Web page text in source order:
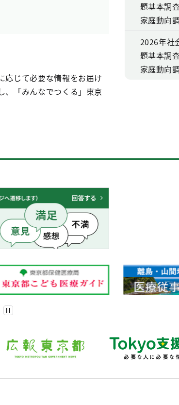
応じて必要な情報をお届け
、「みんなでつくる」東京
題基本調
家庭動向調
2026年社
題基本調
家庭動向調